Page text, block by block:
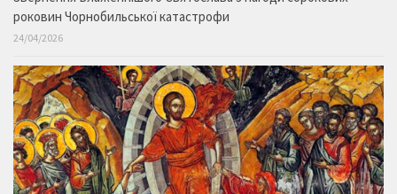
роковин Чорнобильської катастрофи
24/04/2026